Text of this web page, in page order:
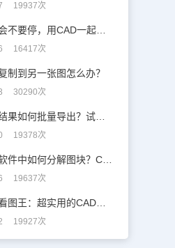
19937次
16417次
制到另一张图怎么办？
30290次
19378次
19637次
19927次